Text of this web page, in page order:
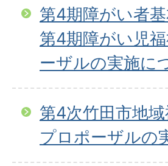
第4期障がい者
第4期障がい児
ーザルの実施に
第4次竹田市地
プロポーザルの